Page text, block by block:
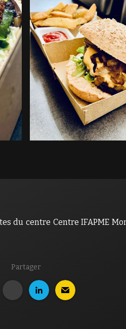
du centre Centre IFAPME
Partager